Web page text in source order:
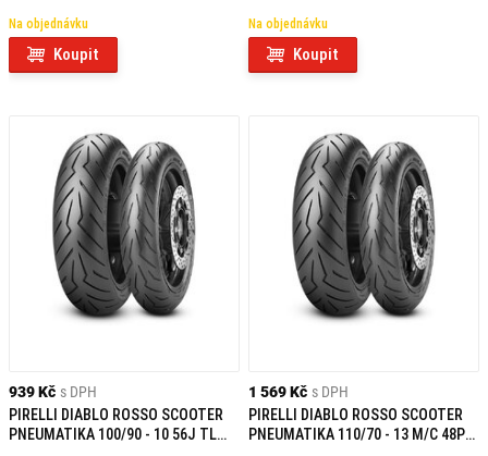
Na objednávku
Koupit
Na objednávku
Koupit
939 Kč s DPH
PIRELLI DIABLO ROSSO SCOOTER
PNEUMATIKA 100/90 - 10 56J TL
1 569 Kč s DPH
PIRELLI DIABLO ROSSO SCOOTER
PNEUMATIKA 110/70 - 13 M/C 48P